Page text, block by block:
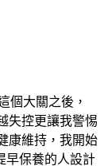
個大關之後，
失控更讓我警惕
康維持，我開始
早保養的人設計